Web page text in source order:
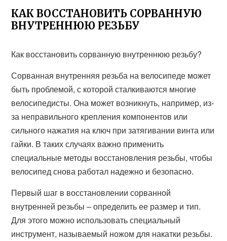
КАК ВОССТАНОВИТЬ СОРВАННУЮ
ВНУТРЕННЮЮ РЕЗЬБУ
Как восстановить сорванную внутреннюю резьбу?
Сорванная внутренняя резьба на велосипеде может
быть проблемой, с которой сталкиваются многие
велосипедисты. Она может возникнуть, например, из-
за неправильного крепления компонентов или
сильного нажатия на ключ при затягивании винта или
гайки. В таких случаях важно применить
специальные методы восстановления резьбы, чтобы
велосипед снова работал надежно и безопасно.
Первый шаг в восстановлении сорванной
внутренней резьбы – определить ее размер и тип.
Для этого можно использовать специальный
инструмент, называемый ножом для накатки резьбы.